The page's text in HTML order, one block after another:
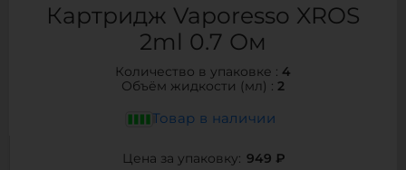
Картридж Vaporesso XROS
2ml 0.7 Ом
Количество в упаковке : 4
Объём жидкости (мл) : 2
Товар в наличии
Цена за упаковку: 949 ₽